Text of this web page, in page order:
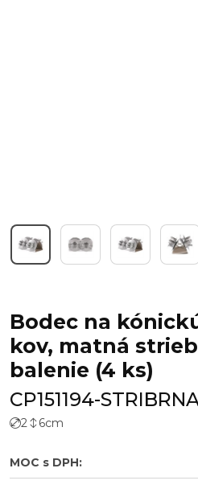
Bodec na
kov, matná
balenie (4 ks)
CP151194-
2 6cm
MOC s DPH: